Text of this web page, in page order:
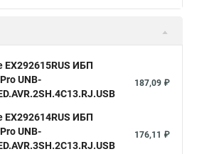
EX292615RUS ИБП
UNB-
187,09 ₽
EX292614RUS ИБП
UNB-
176,11 ₽